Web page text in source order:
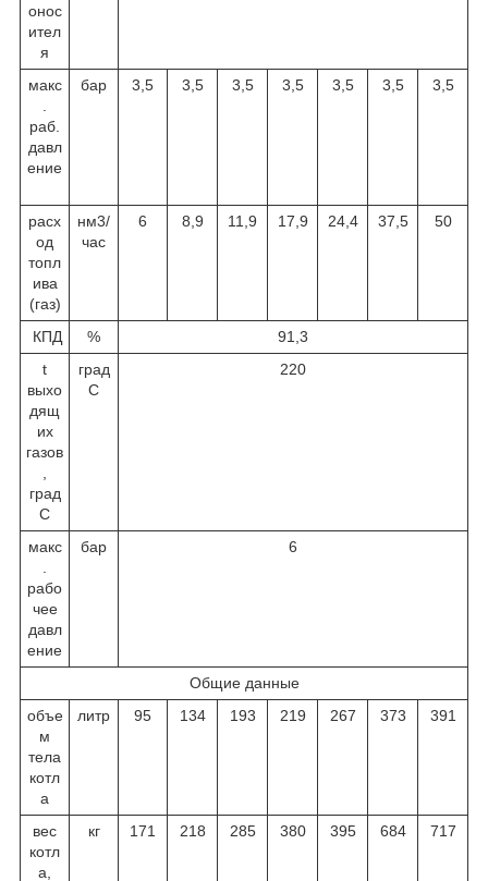
онос
ител
я
макс
раб.
давл
ение
бар 3,5 3,5 3,5 3,5 3,5 3,5 3,5
расх
од
топл
ива
(газ)
нм3/
час
6 8,9 11,9 17,9 24,4 37,5 50
КПД %
91,3
t
выхо
дящ
их
газов
град
С
град
С
220
макс
рабо
чее
давл
ение
бар 6
Общие данные
объе
м
тела
котл
а
литр 95 134 193 219 267 373 391
вес
котл
а,
кг 171 218 285 380 395 684 717